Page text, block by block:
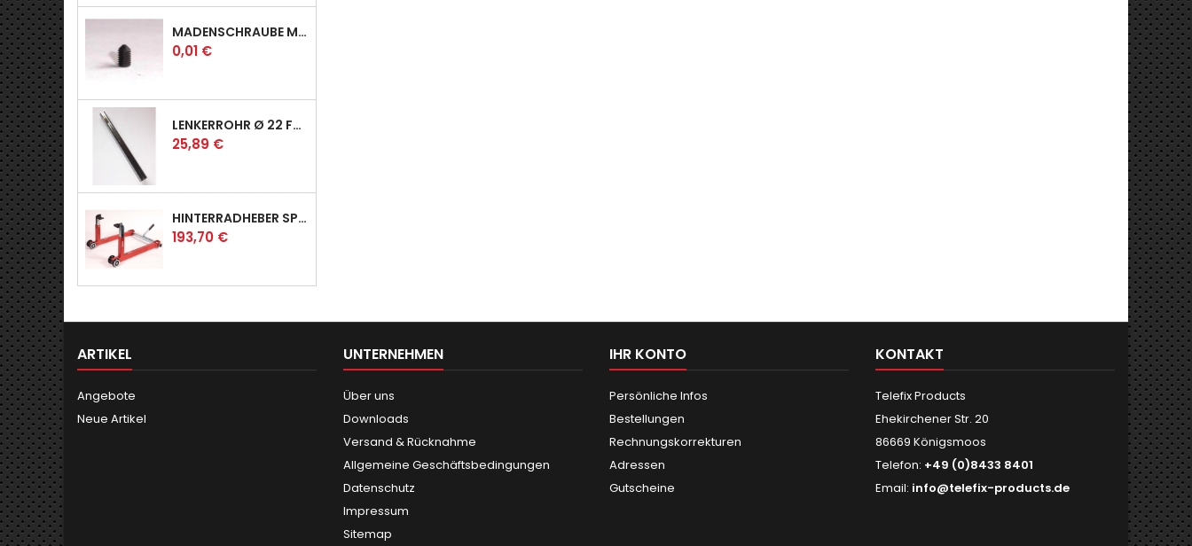
MADENSCHRAUBE MIT SPITZE
Preis
0,01 €
LENKERROHR Ø 22 FÜR PROFI & RACER
Preis
25,89 €
HINTERRADHEBER SPORT MIT UNIVERSAL-AUFNAHMEN
Preis
193,70 €
ARTIKEL
Angebote
Neue Artikel
UNTERNEHMEN
Über uns
Downloads
Versand & Rücknahme
Allgemeine Geschäftsbedingungen
Datenschutz
Impressum
Sitemap
IHR KONTO
Persönliche Infos
Bestellungen
Rechnungskorrekturen
Adressen
Gutscheine
KONTAKT
Telefix Products
Ehekirchener Str. 20
86669 Königsmoos
Telefon: +49 (0)8433 8401
Email: info@telefix-products.de